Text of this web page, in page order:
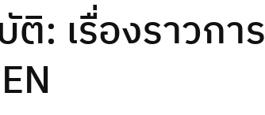
: เรื่องราวการ